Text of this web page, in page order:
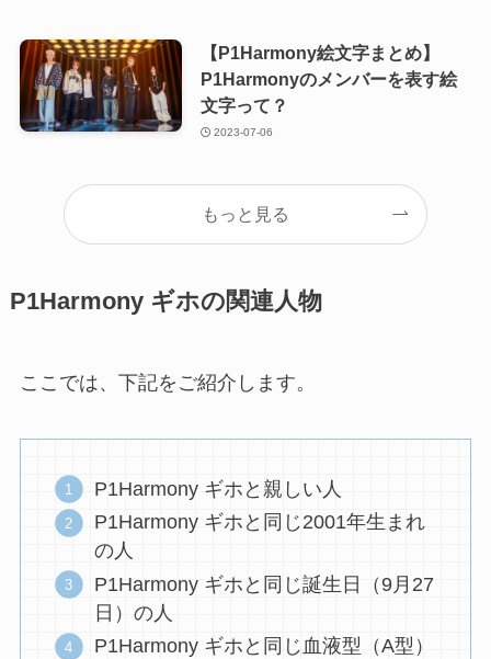
【P1Harmony絵文字まとめ】
P1Harmonyのメンバーを表す絵
文字って？
2023-07-06
もっと見る
P1Harmony ギホの関連人物
ここでは、下記をご紹介します。
P1Harmony ギホと親しい人
P1Harmony ギホと同じ2001年生まれ
の人
P1Harmony ギホと同じ誕生日（9月27
日）の人
P1Harmony ギホと同じ血液型（A型）